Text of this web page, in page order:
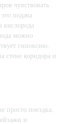
чувствовать
подача
кислорода
можно
гипоксию.
стене коридора и
просто поездка,
и